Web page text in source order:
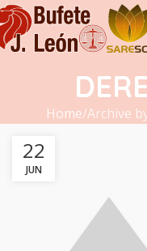
Home Archive
22
JUN